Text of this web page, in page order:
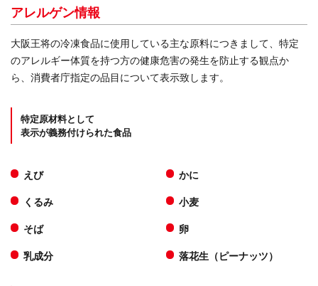
アレルゲン情報
大阪王将の冷凍食品に使用している主な原料につきまして、特定
のアレルギー体質を持つ方の健康危害の発生を防止する観点か
ら、消費者庁指定の品目について表示致します。
特定原材料として
表示が義務付けられた食品
えび かに
くるみ 小麦
そば 卵
乳成分 落花生（ピーナッツ）